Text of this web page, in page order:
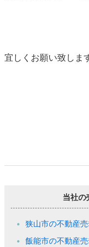
宜しくお願い致しま
当社の
狭山市の不動産
飯能市の不動産